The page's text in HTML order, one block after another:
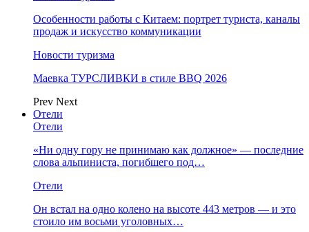
Особенности работы с Китаем: портрет туриста, каналы
продаж и искусство коммуникации
Новости туризма
Маевка ТУРСЛИВКИ в стиле BBQ 2026
Prev Next
Отели
Отели
«Ни одну гору не принимаю как должное» — последние
слова альпиниста, погибшего под…
Отели
Он встал на одно колено на высоте 443 метров — и это
стоило им восьми уголовных…